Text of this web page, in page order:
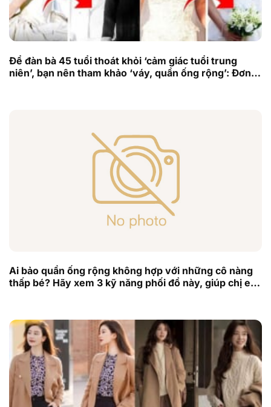
Để đàn bà 45 tuổi thoát khỏi ‘cảm giác tuổi trung
niên’, bạn nên tham khảo ‘váy, quần ống rộng’: Đơn
Ai bảo quần ống rộng không hợp với những cô nàng
thấp bé? Hãy xem 3 kỹ năng phối đồ này, giúp chị em